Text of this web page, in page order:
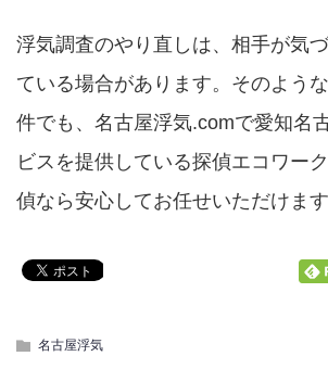
浮気調査のやり直しは、相手が気
ている場合があります。そのよう
件でも、名古屋浮気.comで愛知名
ビスを提供している探偵エコワー
偵なら安心してお任せいただけます
名古屋浮気